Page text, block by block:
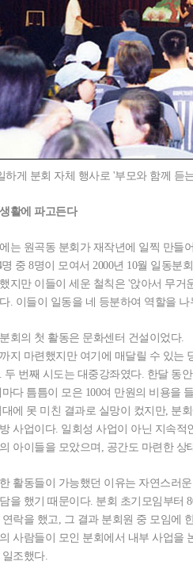
하게 분회 자체 행사로 '부모와 함께
활에 파고든다
는 원곡동 분회가 재작년에 일찍 만들
명 중 8명이 모여서 2000년 10월 일동
지만 이들이 세운 철칙은 '앉아서 무거
. 이들이 일동을 네 등분하여 역할을 나
회의 첫 활동은 문화센터 건설이었다.
지 마련했지만 여기에 매달릴 수 있는
두 번째 시도는 대중강좌였다. 한달 동
마다 틈틈이 모은 100여 만원의 비용을
대에 못 미친 결과로 실망이 컸지만, 분
사업이다. 일회성 사업이 아닌 지속적
아이들을 모았으며, 공간도 마련한 상
활동들이 가능했던 이유는 자연스러
을 했기 때문이다. 분회 초기모임부터
연락을 했고, 그 결과 분회원 중 모임에
사람들이 모인 분회에서 내부 사업을
일조했다.